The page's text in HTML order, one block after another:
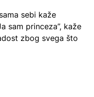
sebi kaže
sam princeza”, kaže
zbog svega što